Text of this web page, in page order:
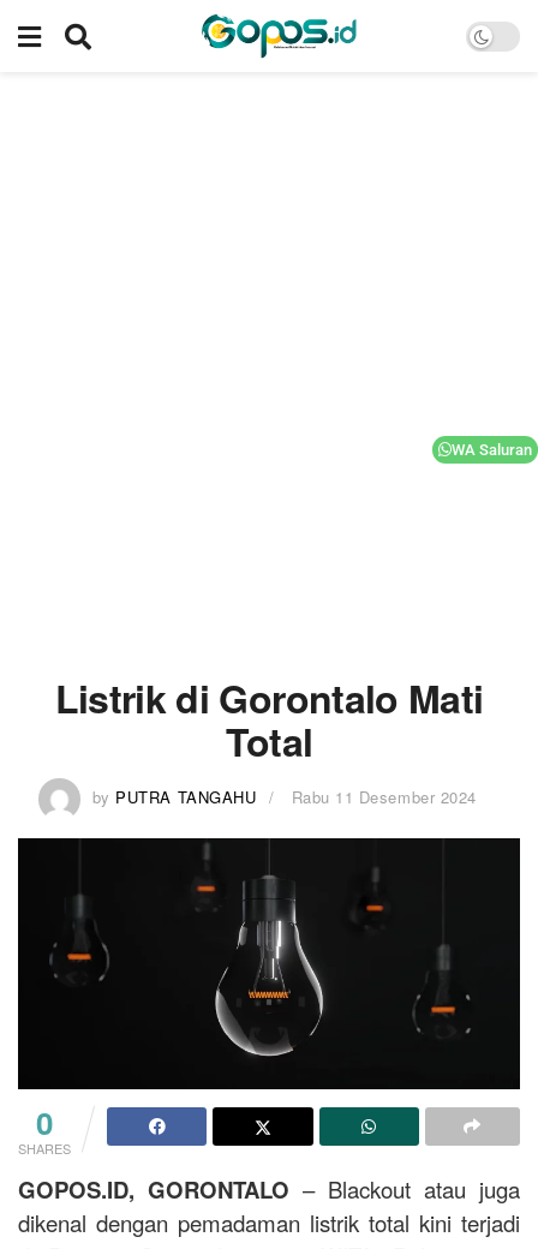
Listrik di Gorontalo Mati
Total
by PUTRA TANGAHU Rabu 11 Desember 2024
0
SHARES
GOPOS.ID, GORONTALO – Blackout atau juga
dikenal dengan pemadaman listrik total kini terjadi
WA Saluran